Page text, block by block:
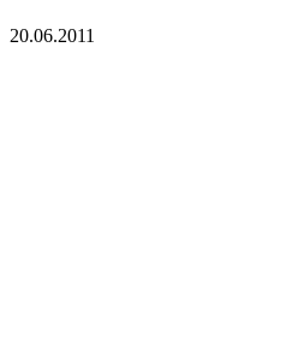
20.06.2011